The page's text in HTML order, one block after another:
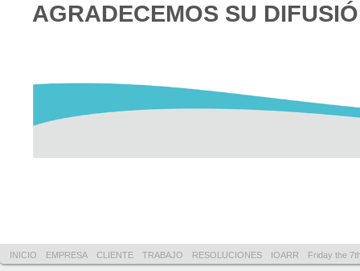
AGRADECEMOS SU
INICIO EMPRESA CLIENTE TRABAJO RESOLUCIONES IOARR Friday the